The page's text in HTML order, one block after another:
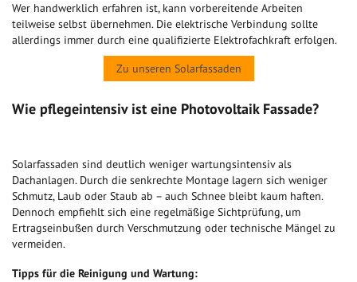
Wer handwerklich erfahren ist, kann vorbereitende Arbeiten
teilweise selbst übernehmen. Die elektrische Verbindung sollte
allerdings immer durch eine qualifizierte Elektrofachkraft erfolgen.
Zu unseren Solarfassaden
Wie pflegeintensiv ist eine Photovoltaik Fassade?
Solarfassaden sind deutlich weniger wartungsintensiv als
Dachanlagen. Durch die senkrechte Montage lagern sich weniger
Schmutz, Laub oder Staub ab – auch Schnee bleibt kaum haften.
Dennoch empfiehlt sich eine regelmäßige Sichtprüfung, um
Ertragseinbußen durch Verschmutzung oder technische Mängel zu
vermeiden.
Tipps für die Reinigung und Wartung: